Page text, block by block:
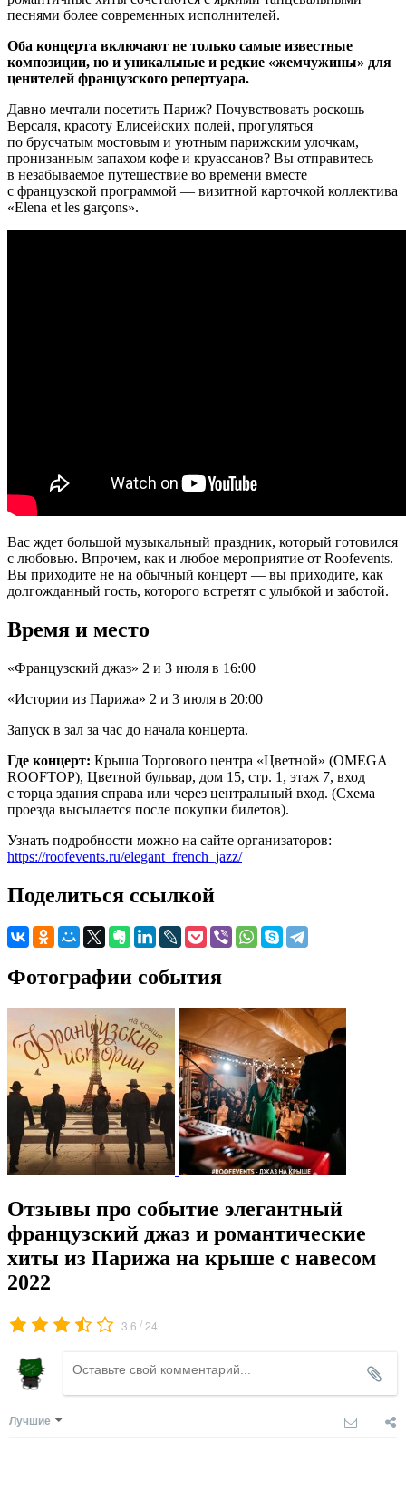
песнями более современных исполнителей.
Оба концерта включают не только самые известные
композиции, но и уникальные и редкие «жемчужины» для
ценителей французского репертуара.
Давно мечтали посетить Париж? Почувствовать роскошь
Версаля, красоту Елисейских полей, прогуляться
по брусчатым мостовым и уютным парижским улочкам,
пронизанным запахом кофе и круассанов? Вы отправитесь
в незабываемое путешествие во времени вместе
с французской программой — визитной карточкой коллектива
«Elena et les garçons».
Вас ждет большой музыкальный праздник, который готовился
с любовью. Впрочем, как и любое мероприятие от Roofevents.
Вы приходите не на обычный концерт — вы приходите, как
долгожданный гость, которого встретят с улыбкой и заботой.
Время и место
«Французский джаз» 2 и 3 июля в 16:00
«Истории из Парижа» 2 и 3 июля в 20:00
Запуск в зал за час до начала концерта.
Где концерт: Крыша Торгового центра «Цветной» (OMEGA
ROOFTOP), Цветной бульвар, дом 15, стр. 1, этаж 7, вход
с торца здания справа или через центральный вход. (Схема
проезда высылается после покупки билетов).
Узнать подробности можно на сайте организаторов:
https://roofevents.ru/elegant_french_jazz/
Поделиться ссылкой
Фотографии события
Отзывы про событие элегантный
французский джаз и романтические
хиты из Парижа на крыше с навесом
2022
3.6 /24
Лучшие